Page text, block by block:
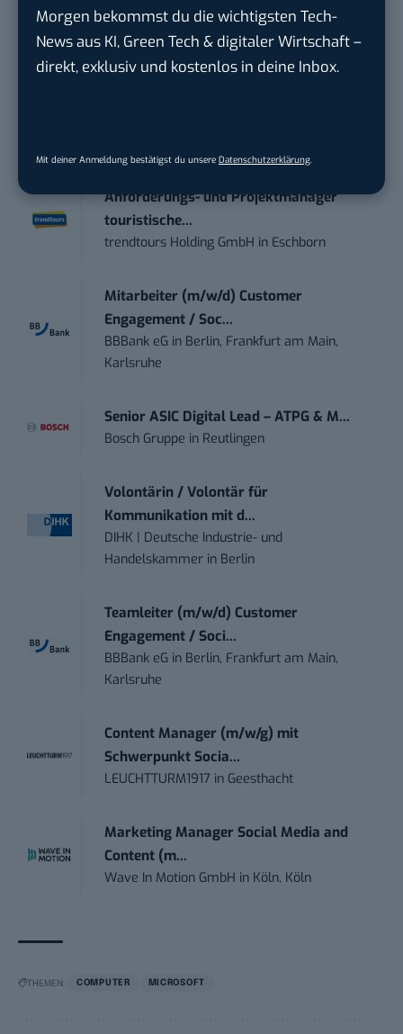
Morgen bekommst du die wichtigsten Tech-
News aus KI, Green Tech & digitaler Wirtschaft –
direkt, exklusiv und kostenlos in deine Inbox.
Mit deiner Anmeldung bestätigst du unsere Datenschutzerklärung.
kostenlos anmelden.
STELLENANZEIGEN
Anforderungs- und Projektmanager
touristische...
trendtours Holding GmbH in Eschborn
Mitarbeiter (m/w/d) Customer
Engagement / Soc...
BBBank eG in Berlin, Frankfurt am Main,
Karlsruhe
Senior ASIC Digital Lead – ATPG & M...
Bosch Gruppe in Reutlingen
Volontärin / Volontär für
Kommunikation mit d...
DIHK | Deutsche Industrie- und
Handelskammer in Berlin
Teamleiter (m/w/d) Customer
Engagement / Soci...
BBBank eG in Berlin, Frankfurt am Main,
Karlsruhe
Content Manager (m/w/g) mit
Schwerpunkt Socia...
LEUCHTTURM1917 in Geesthacht
Marketing Manager Social Media and
Content (m...
Wave In Motion GmbH in Köln, Köln
THEMEN: COMPUTER MICROSOFT